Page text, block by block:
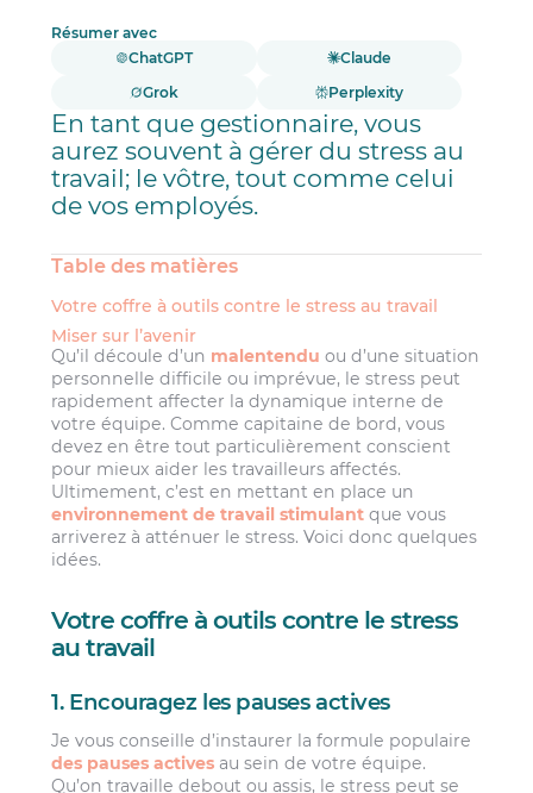
Résumer avec
ChatGPT
Claude
Grok
Perplexity
En tant que gestionnaire, vous
aurez souvent à gérer du stress au
travail; le vôtre, tout comme celui
de vos employés.
Table des matières
Votre coffre à outils contre le stress au travail
Miser sur l’avenir
Qu’il découle d’un malentendu ou d’une situation
personnelle difficile ou imprévue, le stress peut
rapidement affecter la dynamique interne de
votre équipe. Comme capitaine de bord, vous
devez en être tout particulièrement conscient
pour mieux aider les travailleurs affectés.
Ultimement, c’est en mettant en place un
environnement de travail stimulant que vous
arriverez à atténuer le stress. Voici donc quelques
idées.
Votre coffre à outils contre le stress
au travail
1. Encouragez les pauses actives
Je vous conseille d’instaurer la formule populaire
des pauses actives au sein de votre équipe.
Qu’on travaille debout ou assis, le stress peut se